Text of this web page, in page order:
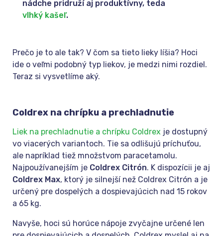
nádche pridruží aj produktívny, teda
vlhký kašeľ.
Prečo je to ale tak? V čom sa tieto lieky líšia? Hoci
ide o veľmi podobný typ liekov, je medzi nimi rozdiel.
Teraz si vysvetlíme aký.
Coldrex na chrípku a prechladnutie
Liek na prechladnutie a chrípku Coldrex je dostupný
vo viacerých variantoch. Tie sa odlišujú príchuťou,
ale napríklad tiež množstvom paracetamolu.
Najpoužívanejším je Coldrex Citrón. K dispozícii je aj
Coldrex Max, ktorý je silnejší než Coldrex Citrón a je
určený pre dospelých a dospievajúcich nad 15 rokov
a 65 kg.
Navyše, hoci sú horúce nápoje zvyčajne určené len